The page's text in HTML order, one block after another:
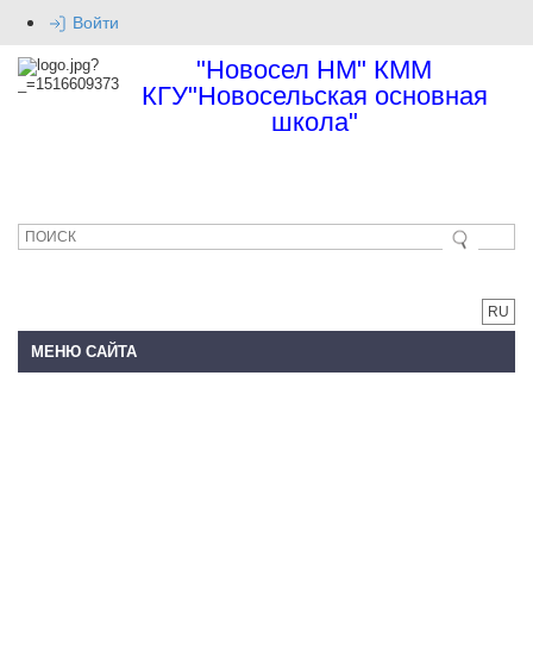
Войти
"Новосел НМ" КММ
КГУ"Новосельская основная
школа"
RU
МЕНЮ САЙТА